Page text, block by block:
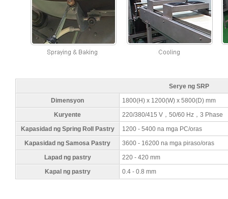
Serye ng SRP
Dimensyon
1800(H) x 1200(W) x 5800(D) mm
Kuryente
220/380/415 V，50/60 Hz，3 Phase
Kapasidad ng Spring Roll Pastry
1200 - 5400 na mga PC/oras
Kapasidad ng Samosa Pastry
3600 - 16200 na mga piraso/oras
Lapad ng pastry
220 - 420 mm
Kapal ng pastry
0.4 - 0.8 mm